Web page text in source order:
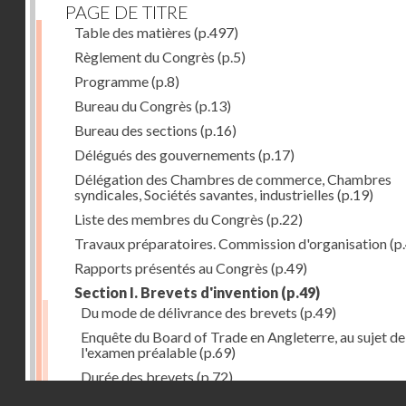
PAGE DE TITRE
Table des matières (p.497)
Règlement du Congrès (p.5)
Programme(p.8)
Bureau du Congrès (p.13)
Bureau des sections (p.16)
Délégués des gouvernements (p.17)
Délégation des Chambres de commerce, Chambres
syndicales, Sociétés savantes, industrielles (p.19)
Liste des membres du Congrès (p.22)
Travaux préparatoires. Commission d'organisation
Rapports présentés au Congrès (p.49)
Section I. Brevets d'invention (p.49)
Du mode de délivrance des brevets (p.49)
Enquête du Board of Trade en Angleterre, au sujet de
l'examen préalable(p.69)
Durée des brevets (p.72)